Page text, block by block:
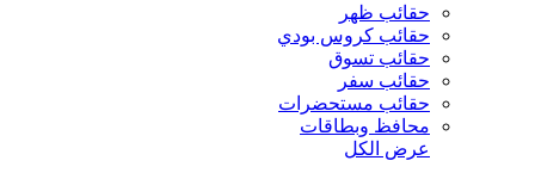
حقائب ظهر
حقائب كروس بودي
حقائب تسوق
حقائب سفر
حقائب مستحضرات
محافظ وبطاقات
عرض الكل